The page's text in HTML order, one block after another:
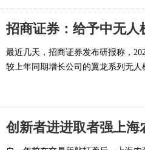
招商证券：给予中无人
最近几天，招商证券发布研报称，
较上年同期增长公司的翼龙系列无人
创新者进进取者强上